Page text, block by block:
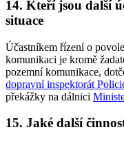
14. Kteří jsou další
situace
Účastníkem řízení o
komunikaci je kromě
pozemní komunikace,
dopravní inspektorát
překážky na dálnici
15. Jaké další